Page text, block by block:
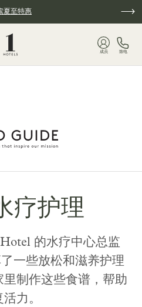
夏至特惠
成员 致电
疗护理
的水疗中心总监
一些放松和滋养护理
制作这些食谱，帮助
力。